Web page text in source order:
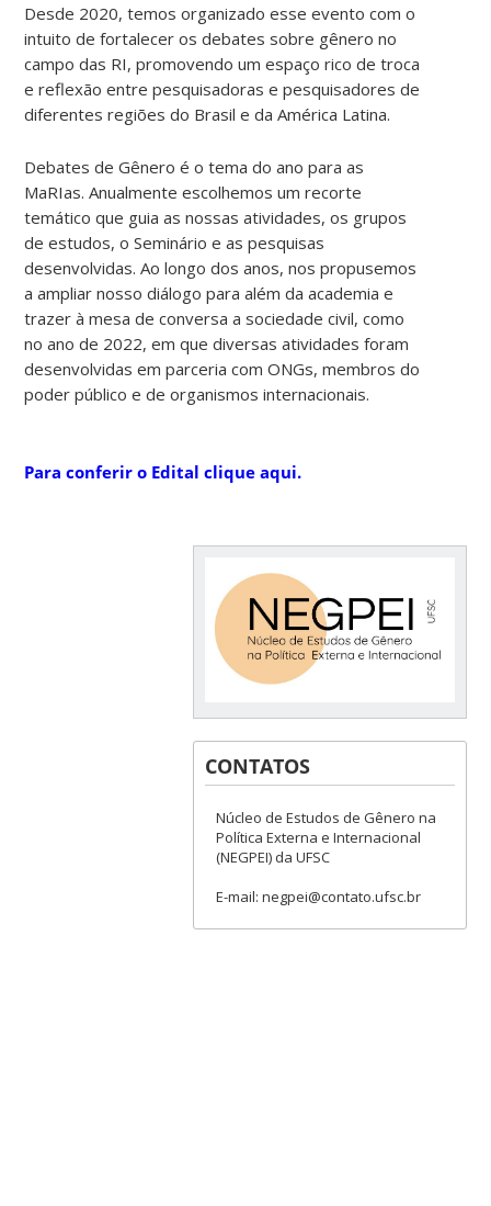
Desde 2020, temos organizado esse evento com o
intuito de fortalecer os debates sobre gênero no
campo das RI, promovendo um espaço rico de troca
e reflexão entre pesquisadoras e pesquisadores de
diferentes regiões do Brasil e da América Latina.
Debates de Gênero é o tema do ano para as
MaRIas. Anualmente escolhemos um recorte
temático que guia as nossas atividades, os grupos
de estudos, o Seminário e as pesquisas
desenvolvidas. Ao longo dos anos, nos propusemos
a ampliar nosso diálogo para além da academia e
trazer à mesa de conversa a sociedade civil, como
no ano de 2022, em que diversas atividades foram
desenvolvidas em parceria com ONGs, membros do
poder público e de organismos internacionais.
Para conferir o Edital clique aqui.
CONTATOS
Núcleo de Estudos de Gênero na
Política Externa e Internacional
(NEGPEI) da UFSC
E-mail: negpei@contato.ufsc.br